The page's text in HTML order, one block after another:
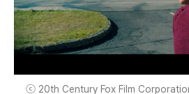
ⓒ 20th Century Fox Film